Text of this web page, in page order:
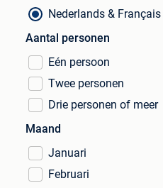
Nederlands & Français
Aantal personen
Eén persoon
Twee personen
Drie personen of meer
Maand
Januari
Februari